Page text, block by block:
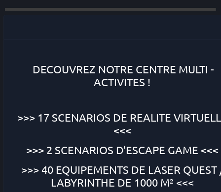
DECOUVREZ NOTRE CENTRE MULTI -
ACTIVITES !
>>> 17 SCENARIOS DE REALITE
<<<
>>> 2 SCENARIOS D'ESCAPE GAME <<<
>>> 40 EQUIPEMENTS DE LASER QUEST
LABYRINTHE DE 1000 M² <<<